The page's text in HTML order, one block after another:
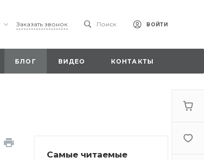
Заказать звонок Поиск ВОЙТИ
БЛОГ ВИДЕО КОНТАКТЫ
Самые читаемые